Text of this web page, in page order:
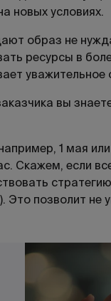
новых условиях.
образ не
ресурсы в
уважительное
вы
1 мая
Скажем, если
Это позволит не